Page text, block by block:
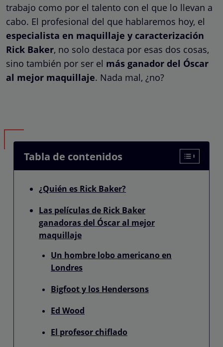
trabajo como por el talento con el que lo llevan a
cabo. El profesional del que hablaremos hoy, el
especialista en maquillaje y caracterización
Rick Baker, no solo destaca por esas dos cosas,
sino también por ser el más ganador del Óscar
al mejor maquillaje. Nada mal, ¿no?
Tabla de contenidos
¿Quién es Rick Baker?
Las películas de Rick Baker
ganadoras del Óscar al mejor
maquillaje
Un hombre lobo americano en
Londres
Bigfoot y los Hendersons
Ed Wood
El profesor chiflado